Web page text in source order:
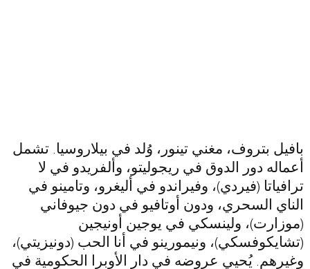
بافيل بتروف، مغني تينور، وُلد في بيلاروسيا. تشمل
أعماله دور الدوق في ريجوليتو، وألفريدو في لا
ترافياتا (فيردي)، وفيراندو في أليغرو، وتامينو في
الناي السحري، ودون أوتافيو في دون جيوفاني
(موزارت)، ولينسكي في يوجين أونيجين
(تشايكوفسكي)، ونيمورينو في أنا الحب (دونيزيتي)،
وغيرهم. يُحيي عروضه في دار الأوبرا الحكومية في